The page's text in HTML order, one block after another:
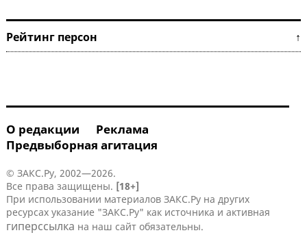
Рейтинг персон ↑
О редакции
Реклама
Предвыборная агитация
© ЗАКС.Ру, 2002—2026.
Все права защищены. [18+]
При использовании материалов ЗАКС.Ру на других
ресурсах указание "ЗАКС.Ру" как источника и активная
гиперссылка на наш сайт обязательны.